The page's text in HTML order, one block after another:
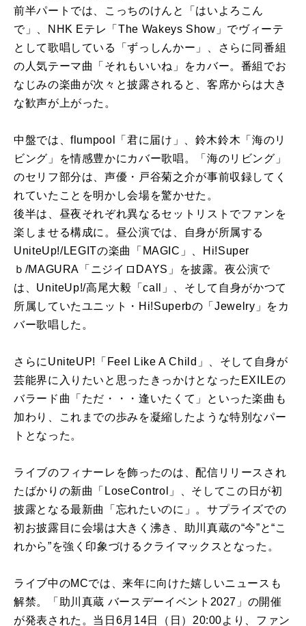
前半パートでは、こっちのけんと「はいよろこん
で」、NHK Eテレ「The Wakeys Show」でヴィーテ
として歌唱している「ずっしんかー」、さらに同番組
の人気テーマ曲「それもいいね」をカバー。番組でお
なじみの楽曲が次々と披露されると、客席からは大き
な歓声が上がった。
中盤では、flumpool「君に届け」、鈴木鈴木「海のリ
ビング」を情感豊かにカバー歌唱。「海のリビング」
のセリフ部分は、声優・戸谷菊之介が事前収録してく
れていたことを明かし会場を驚かせた。
後半は、昼夜それぞれ異なるセットリストでファンを
楽しませる構成に。昼公演では、自身が所属する
UniteUp!/LEGITの楽曲「MAGIC」、Hi!Super
ｂ/MAGURA「ニジイロDAYS」を披露。夜公演で
は、UniteUp!/高尾大毅「call」、そして自身がかつて
所属していたユニット・Hi!Superbの「Jewelry」をカ
バー歌唱した。
さらにUniteUP!「Feel Like A Child」、そして自身が
芸能界に入りたいと思ったきっかけとなったEXILEの
バラード曲「ただ・・・逢いたくて」といった楽曲も
加わり、これまでの歩みを凝縮したような特別なパー
トとなった。
ライブのフィナーレを飾ったのは、配信リリースされ
たばかりの新曲「LoseControl」、そしてこの日が初
披露となる最新曲「忘れたいのに」。サプライズでの
初お披露目に会場は大きく沸き、助川真蔵の“今”と“こ
れから”を強く印象づけるクライマックスとなった。
ライブ中のMCでは、来年に向けた嬉しいニュースも
解禁。「助川真蔵 バースデーイベント2027」の開催
が発表された。当日6月14日（日）20:00より、ファン